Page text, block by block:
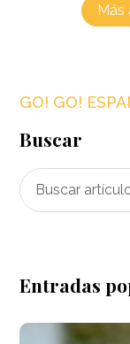
Más
GO! GO!
Buscar
Entradas